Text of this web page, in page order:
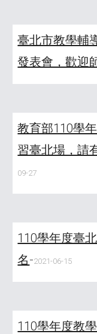
臺北市教學輔
發表會，歡迎
教育部110學
習臺北場，請
09-27
110學年度臺
名-2021-06-15
110學年度教